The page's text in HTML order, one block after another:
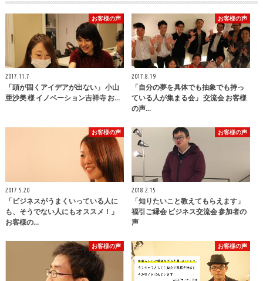
お客様の声
2017.11.7
「頭が固くアイデアが出ない」 小山
亜沙美 様 イノベーション吉祥寺 お…
お客様の声
2017.8.19
「自分の夢を具体でも抽象でも持っ
ている人が集まる会」 交流会 お客様
の声…
お客様の声
2017.5.20
「ビジネスがうまくいっている人に
も、そうでない人にもオススメ！」
お客様の…
お客様の声
2018.2.15
「知りたいこと教えてもらえます」
福引ご縁会 ビジネス交流会 参加者の
声
お客様の声 お客様の声